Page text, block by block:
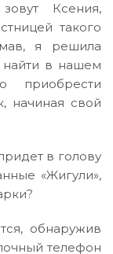
Ксения,
такого
я решила
найти в нашем
приобрести
начиная свой
в голову
«Жигули»,
обнаружив
телефон